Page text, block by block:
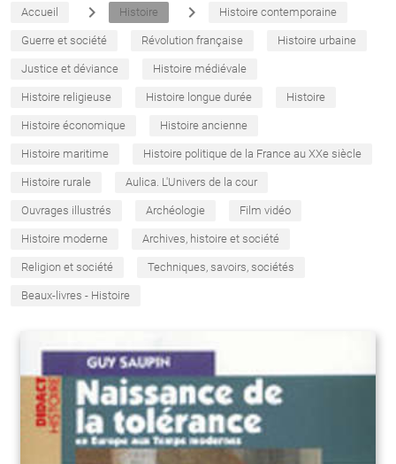
Accueil navigate_next Histoire navigate_next Histoire contemporaine
Guerre et société Révolution française Histoire urbaine
Justice et déviance Histoire médiévale
Histoire religieuse Histoire longue durée Histoire
Histoire économique Histoire ancienne
Histoire maritime Histoire politique de la France au XXe siècle
Histoire rurale Aulica. L'Univers de la cour
Ouvrages illustrés Archéologie Film vidéo
Histoire moderne Archives, histoire et société
Religion et société Techniques, savoirs, sociétés
Beaux-livres - Histoire